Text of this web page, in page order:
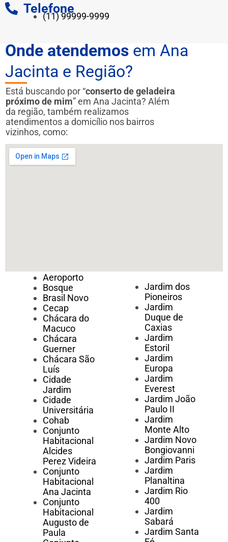
Telefone
(11) 99999-9999
Onde atendemos em Ana
Jacinta e Região?
Está buscando por “conserto de geladeira
próximo de mim” em Ana Jacinta? Além
da região, também realizamos
atendimentos a domicílio nos bairros
vizinhos, como:
Aeroporto
Bosque
Brasil Novo
Cecap
Chácara do
Macuco
Chácara
Guerner
Chácara São
Luís
Cidade
Jardim
Cidade
Universitária
Cohab
Conjunto
Habitacional
Alcides
Perez Videira
Conjunto
Habitacional
Ana Jacinta
Conjunto
Habitacional
Augusto de
Paula
Jardim dos
Pioneiros
Jardim
Duque de
Caxias
Jardim
Estoril
Jardim
Europa
Jardim
Everest
Jardim João
Paulo II
Jardim
Monte Alto
Jardim Novo
Bongiovanni
Jardim Paris
Jardim
Planaltina
Jardim Rio
400
Jardim
Sabará
Jardim Santa